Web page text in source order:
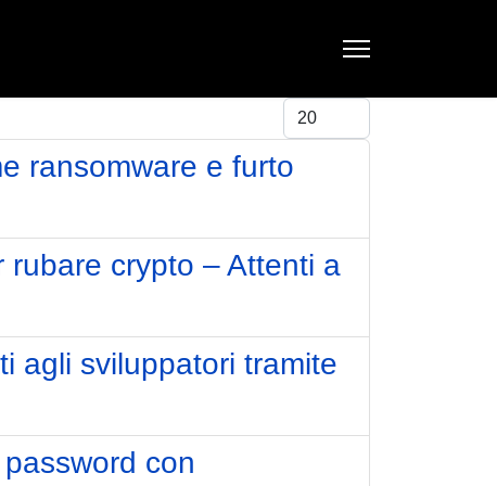
Visualizza #
ransomware e furto
crypto – Attenti a
agli sviluppatori tramite
con